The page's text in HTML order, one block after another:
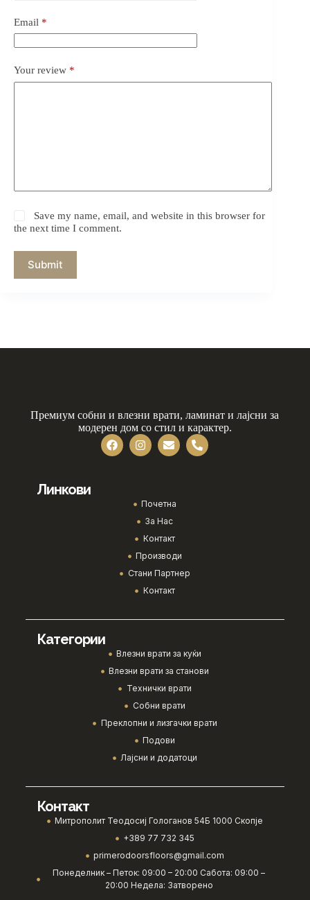
Email *
Your review *
Save my name, email, and website in this browser for
the next time I comment.
Submit
Премиум собни и влезни врати, ламинат и лајсни за
модерен дом со стил и карактер.
Линкови
Почетна
За Нас
Контакт
Производи
Стани Партнер
Контакт
Категории
Влезни врати за куќи
Влезни врати за станови
Технички врати
Собни врати
Преклопни и лизгачки врати
Подови
Лајсни и додатоци
Контакт
Митрополит Теодосиј Гологанов 54Б 1000 Скопје
+389 77 732 345
primerodoorsfloors@gmail.com
Понеделник – Петок: 09:00 – 20:00 Сабота: 09:00 –
20:00 Недела: Затворено